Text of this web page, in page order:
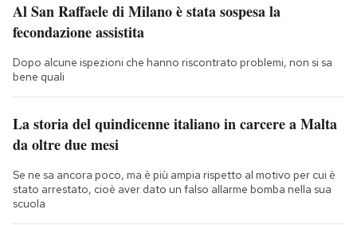
Al San Raffaele di Milano è stata sospesa la
fecondazione assistita
Dopo alcune ispezioni che hanno riscontrato problemi, non si sa
bene quali
La storia del quindicenne italiano in carcere a Malta
da oltre due mesi
Se ne sa ancora poco, ma è più ampia rispetto al motivo per cui è
stato arrestato, cioè aver dato un falso allarme bomba nella sua
scuola